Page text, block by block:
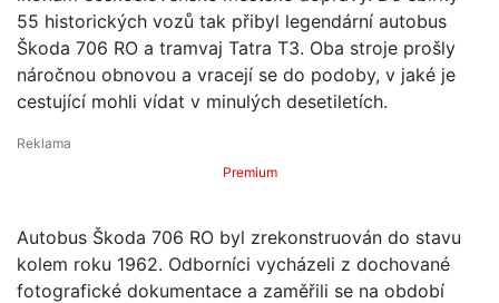
55 historických vozů tak přibyl legendární autobus
Škoda 706 RO a tramvaj Tatra T3. Oba stroje prošly
náročnou obnovou a vracejí se do podoby, v jaké je
cestující mohli vídat v minulých desetiletích.
Premium
Autobus Škoda 706 RO byl zrekonstruován do stavu
kolem roku 1962. Odborníci vycházeli z dochované
fotografické dokumentace a zaměřili se na období